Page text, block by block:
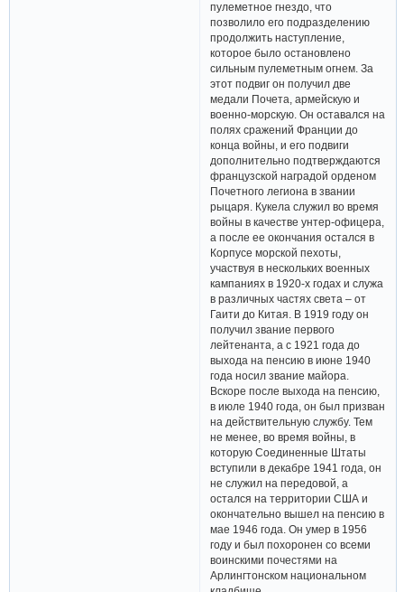
пулеметное гнездо, что
позволило его подразделению
продолжить наступление,
которое было остановлено
сильным пулеметным огнем. За
этот подвиг он получил две
медали Почета, армейскую и
военно-морскую. Он оставался на
полях сражений Франции до
конца войны, и его подвиги
дополнительно подтверждаются
французской наградой орденом
Почетного легиона в звании
рыцаря. Кукела служил во время
войны в качестве унтер-офицера,
а после ее окончания остался в
Корпусе морской пехоты,
участвуя в нескольких военных
кампаниях в 1920-х годах и служа
в различных частях света – от
Гаити до Китая. В 1919 году он
получил звание первого
лейтенанта, а с 1921 года до
выхода на пенсию в июне 1940
года носил звание майора.
Вскоре после выхода на пенсию,
в июле 1940 года, он был призван
на действительную службу. Тем
не менее, во время войны, в
которую Соединенные Штаты
вступили в декабре 1941 года, он
не служил на передовой, а
остался на территории США и
окончательно вышел на пенсию в
мае 1946 года. Он умер в 1956
году и был похоронен со всеми
воинскими почестями на
Арлингтонском национальном